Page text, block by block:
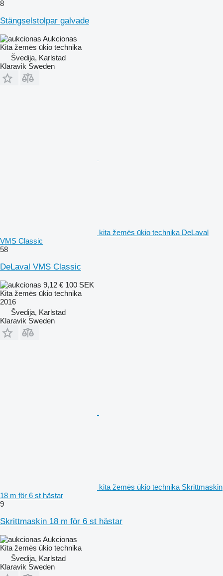
8
Stängselstolpar galvade
Aukcionas
Kita žemės ūkio technika
Švedija, Karlstad
Klaravik Sweden
kita žemės ūkio technika DeLaval
VMS Classic
58
DeLaval VMS Classic
9,12 € 100 SEK
Kita žemės ūkio technika
2016
Švedija, Karlstad
Klaravik Sweden
kita žemės ūkio technika Skrittmaskin
18 m för 6 st hästar
9
Skrittmaskin 18 m för 6 st hästar
Aukcionas
Kita žemės ūkio technika
Švedija, Karlstad
Klaravik Sweden